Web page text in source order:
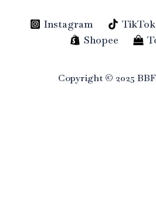
Instagram TikTok
Shopee
Copyright © 2025